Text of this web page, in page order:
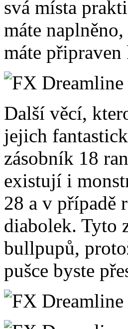
svá místa
máte
máte
Další věcí,
jejich
zásobník 18
existují i
28 a v případě
diabolek. Tyto
bullpupů,
pušce byste